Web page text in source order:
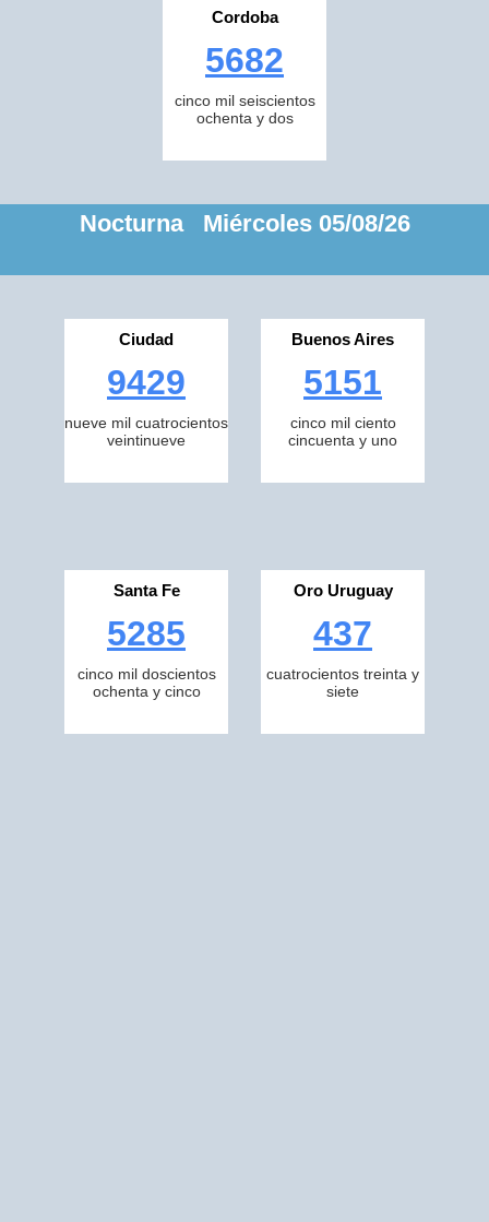
Cordoba
5682
cinco mil seiscientos
ochenta y dos
Nocturna Miércoles 05/08/26
Ciudad
9429
nueve mil cuatrocientos
veintinueve
Buenos Aires
5151
cinco mil ciento
cincuenta y uno
Santa Fe
5285
cinco mil doscientos
ochenta y cinco
Oro Uruguay
437
cuatrocientos treinta y
siete